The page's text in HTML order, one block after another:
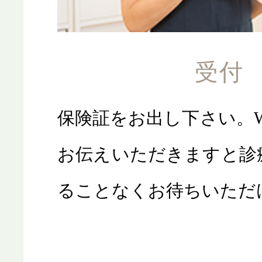
受付
保険証をお出し下さい。
お伝えいただきますと
ることなくお待ちいただ